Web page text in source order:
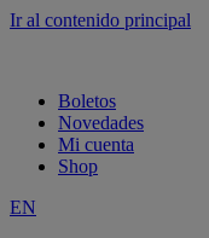
Ir al contenido principal
Boletos
Novedades
Mi cuenta
Shop
EN